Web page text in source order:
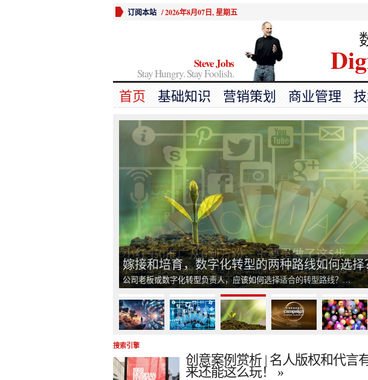
订阅本站 /2026年8月07日, 星期五
Steve Jobs
Stay Hungry. Stay Foolish.
首页 基础知识 营销策划 商业管理
嫁接和培育，数字化转型的两种路线如何选择
公司老板或数字化转型负责人，应该如何选择适合的转型路线？…
搜索引擎
创意案例赏析 | 名人版权和代言
来还能这么玩！ »